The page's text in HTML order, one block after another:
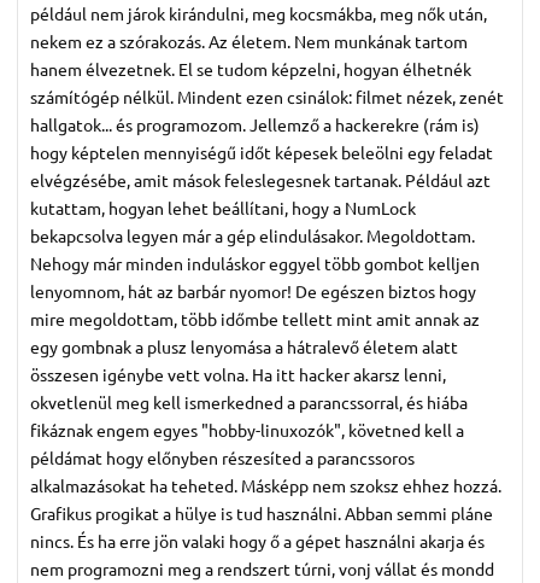
például nem járok kirándulni, meg kocsmákba, meg nők után,
nekem ez a szórakozás. Az életem. Nem munkának tartom
hanem élvezetnek. El se tudom képzelni, hogyan élhetnék
számítógép nélkül. Mindent ezen csinálok: filmet nézek, zenét
hallgatok... és programozom. Jellemző a hackerekre (rám is)
hogy képtelen mennyiségű időt képesek beleölni egy feladat
elvégzésébe, amit mások feleslegesnek tartanak. Például azt
kutattam, hogyan lehet beállítani, hogy a NumLock
bekapcsolva legyen már a gép elindulásakor. Megoldottam.
Nehogy már minden induláskor eggyel több gombot kelljen
lenyomnom, hát az barbár nyomor! De egészen biztos hogy
mire megoldottam, több időmbe tellett mint amit annak az
egy gombnak a plusz lenyomása a hátralevő életem alatt
összesen igénybe vett volna. Ha itt hacker akarsz lenni,
okvetlenül meg kell ismerkedned a parancssorral, és hiába
fikáznak engem egyes "hobby-linuxozók", követned kell a
példámat hogy előnyben részesíted a parancssoros
alkalmazásokat ha teheted. Másképp nem szoksz ehhez hozzá.
Grafikus progikat a hülye is tud használni. Abban semmi pláne
nincs. És ha erre jön valaki hogy ő a gépet használni akarja és
nem programozni meg a rendszert túrni, vonj vállat és mondd